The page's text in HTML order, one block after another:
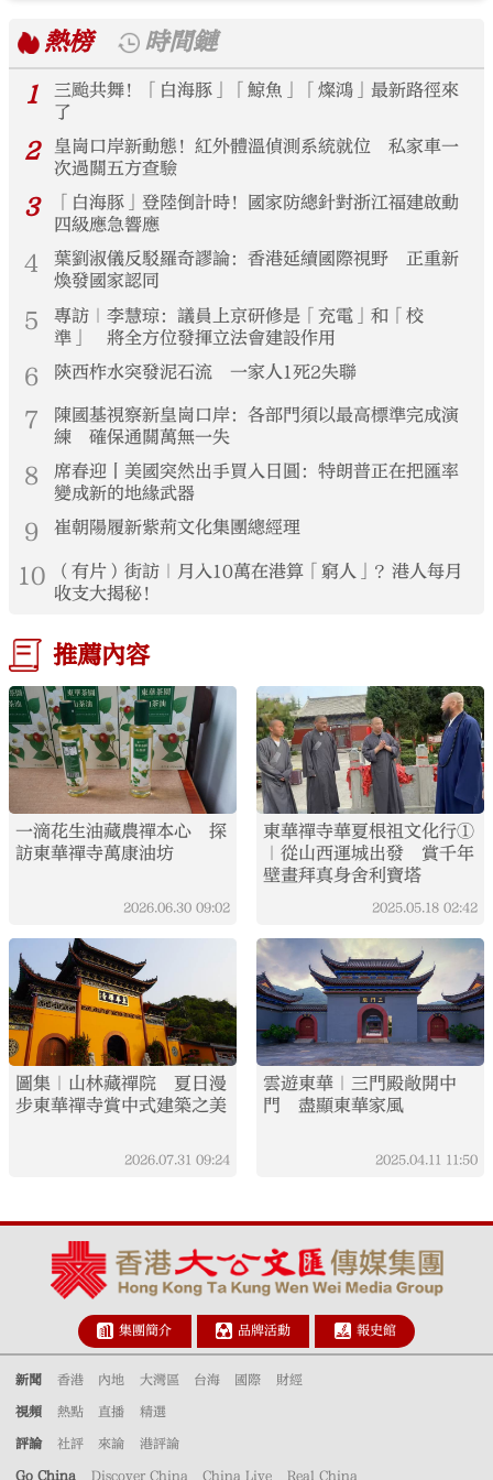
熱榜
時間鏈
1
三颱共舞！「白海豚」「鯨魚」「燦鴻」最新路徑來
了
2
皇崗口岸新動態！紅外體溫偵測系統就位 私家車一
次過關五方查驗
3
「白海豚」登陸倒計時！國家防總針對浙江福建啟動
四級應急響應
4
葉劉淑儀反駁羅奇謬論：香港延續國際視野 正重新
煥發國家認同
5
專訪｜李慧琼：議員上京研修是「充電」和「校
準」 將全方位發揮立法會建設作用
6 陝西柞水突發泥石流 一家人1死2失聯
7
陳國基視察新皇崗口岸：各部門須以最高標準完成演
練 確保通關萬無一失
8
席春迎丨美國突然出手買入日圓：特朗普正在把匯率
變成新的地緣武器
9 崔朝陽履新紫荊文化集團總經理
10
（有片）街訪｜月入10萬在港算「窮人」？港人每月
收支大揭秘！
推薦內容
一滴花生油藏農禪本心 探
訪東華禪寺萬康油坊
2026.06.30 09:02
東華禪寺華夏根祖文化行①
｜從山西運城出發 賞千年
壁畫拜真身舍利寶塔
2025.05.18 02:42
圖集｜山林藏禪院 夏日漫
步東華禪寺賞中式建築之美
2026.07.31 09:24
雲遊東華｜三門殿敞開中
門 盡顯東華家風
2025.04.11 11:50
集團簡介 品牌活動 報史館
新聞 香港 內地 大灣區 台海 國際 財經
視頻 熱點 直播 精選
評論 社評 來論 港評論
Go China Discover China China Live Real China